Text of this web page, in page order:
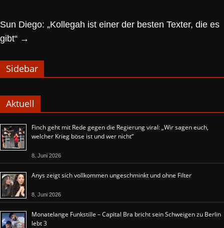
Sun Diego: „Kollegah ist einer der besten Texter, die es
gibt“ →
Sidebar
Aktuell
Finch geht mit Rede gegen die Regierung viral: „Wir sagen euch,
welcher Krieg böse ist und wer nicht“
8. Juni 2026
Anys zeigt sich vollkommen ungeschminkt und ohne Filter
8. Juni 2026
Monatelange Funkstille – Capital Bra bricht sein Schweigen zu Berlin
lebt 3